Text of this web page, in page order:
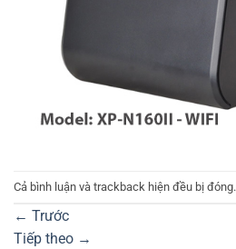
Cả bình luận và trackback hiện đều bị đóng.
← Trước
Tiếp theo →